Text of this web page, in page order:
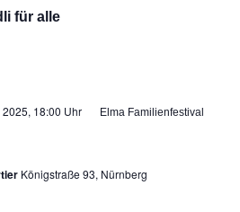
für alle
2025, 18:00 Uhr Elma Familienfestival
Königstraße 93, Nürnberg